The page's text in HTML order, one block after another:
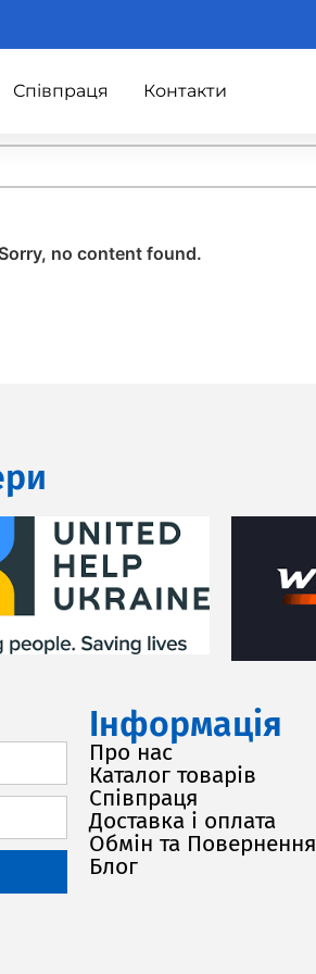
Співпраця Контакти
Sorry, no content found.
Інформація
Про нас
Каталог товарів
Співпраця
Доставка і оплата
Обмін та Повернення
Блог